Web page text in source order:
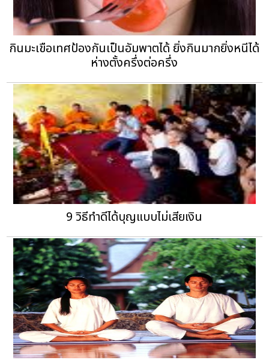
กินมะเขือเทศป้องกันเป็นอัมพาตได้ ยิ่งกินมากยิ่งหนีได้
ห่างตั้งครึ่งต่อครึ่ง
9 วิธีทำดีได้บุญแบบไม่เสียเงิน